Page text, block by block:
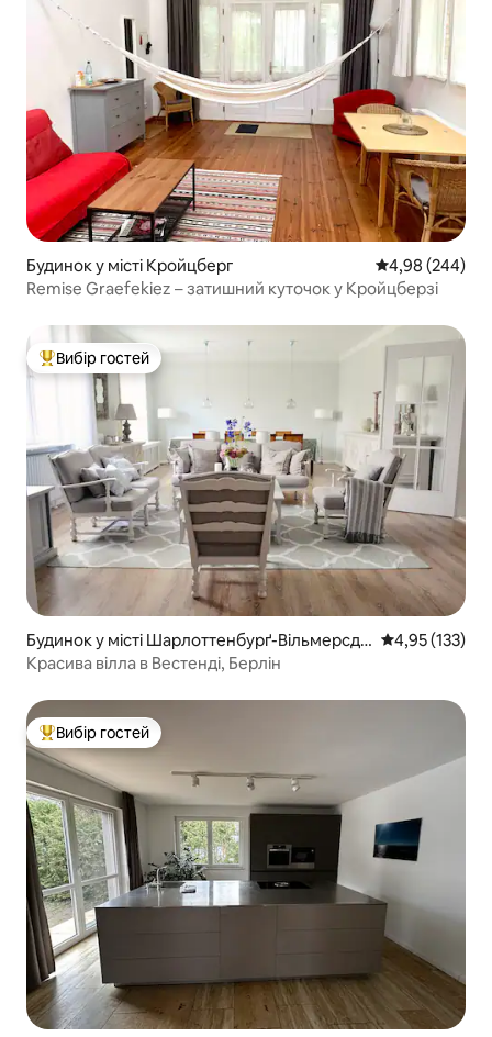
Будинок у місті Кройцберг Середня
4,98 (244)
Remise Graefekiez – затишний куточок у Кройцберзі
Топ вибір гостей
Вибір гостей
Будинок у місті Шарлоттенбурґ-Вільмерсдо
рф
Середня
4,95 (133)
Красива вілла в Вестенді, Берлін
Топ вибір гостей
Вибір гостей